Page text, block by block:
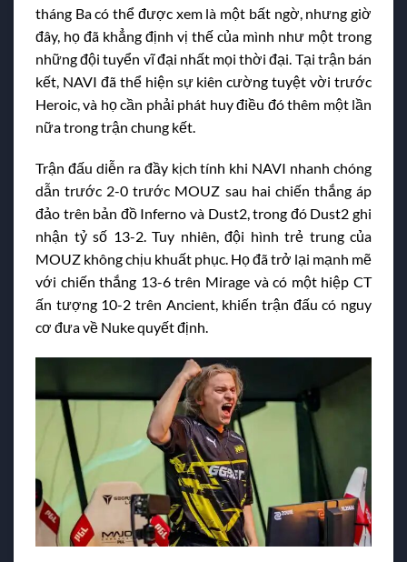
tháng Ba có thể được xem là một bất ngờ, nhưng giờ
đây, họ đã khẳng định vị thế của mình như một trong
những đội tuyển vĩ đại nhất mọi thời đại. Tại trận bán
kết, NAVI đã thể hiện sự kiên cường tuyệt vời trước
Heroic, và họ cần phải phát huy điều đó thêm một lần
nữa trong trận chung kết.
Trận đấu diễn ra đầy kịch tính khi NAVI nhanh chóng
dẫn trước 2-0 trước MOUZ sau hai chiến thắng áp
đảo trên bản đồ Inferno và Dust2, trong đó Dust2 ghi
nhận tỷ số 13-2. Tuy nhiên, đội hình trẻ trung của
MOUZ không chịu khuất phục. Họ đã trở lại mạnh mẽ
với chiến thắng 13-6 trên Mirage và có một hiệp CT
ấn tượng 10-2 trên Ancient, khiến trận đấu có nguy
cơ đưa về Nuke quyết định.